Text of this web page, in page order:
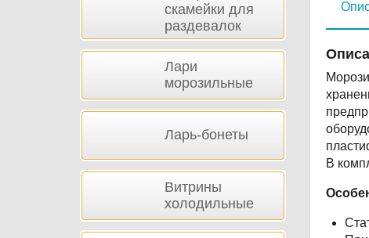
В
скамейки для
раздевалок
Лари
морозильные
Ларь-бонеты
Витрины
холодильные